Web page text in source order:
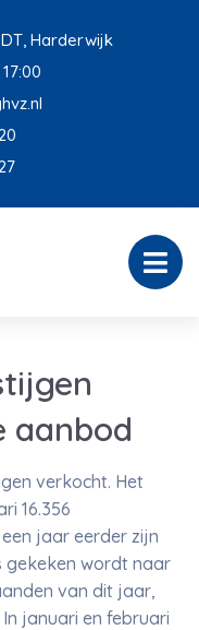
Harderwijk
aanbod
verkocht. Het
16.356
jaar eerder zijn
gekeken wordt naar
van dit jaar,
januari en februari